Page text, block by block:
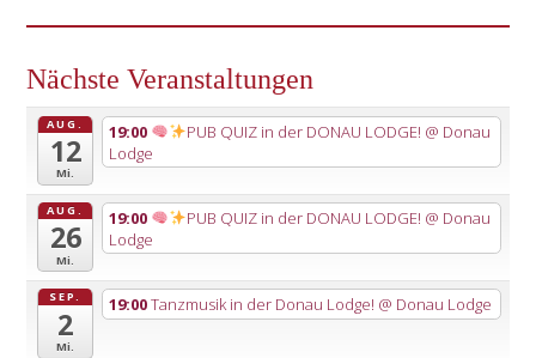
Nächste Veranstaltungen
AUG.
12
Mi.
19:00 PUB QUIZ in der DONAU LODGE! @ Donau
Lodge
AUG.
26
Mi.
19:00 PUB QUIZ in der DONAU LODGE! @ Donau
Lodge
SEP.
2
Mi.
19:00Tanzmusik in der Donau Lodge! @ Donau Lodge